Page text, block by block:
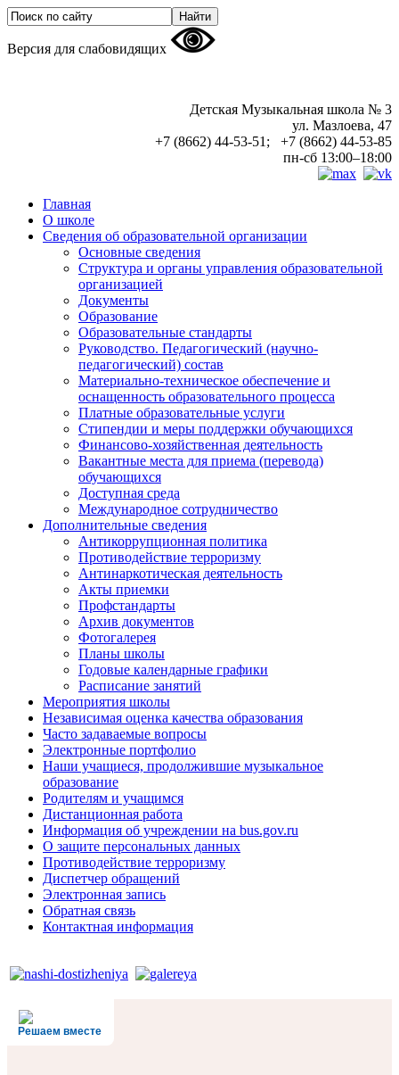
Версия для слабовидящих
Детская Музыкальная школа № 3
ул. Мазлоева, 47
+7 (8662) 44-53-51; +7 (8662) 44-53-85
пн-сб 13:00–18:00
Главная
О школе
Сведения об образовательной организации
Основные сведения
Структура и органы управления образовательной
организацией
Документы
Образование
Образовательные стандарты
Руководство. Педагогический (научно-
педагогический) состав
Материально-техническое обеспечение и
оснащенность образовательного процесса
Платные образовательные услуги
Стипендии и меры поддержки обучающихся
Финансово-хозяйственная деятельность
Вакантные места для приема (перевода)
обучающихся
Доступная среда
Международное сотрудничество
Дополнительные сведения
Антикоррупционная политика
Противодействие терроризму
Антинаркотическая деятельность
Акты приемки
Профстандарты
Архив документов
Фотогалерея
Планы школы
Годовые календарные графики
Расписание занятий
Мероприятия школы
Независимая оценка качества образования
Часто задаваемые вопросы
Электронные портфолио
Наши учащиеся, продолжившие музыкальное
образование
Родителям и учащимся
Дистанционная работа
Информация об учреждении на bus.gov.ru
О защите персональных данных
Противодействие терроризму
Диспетчер обращений
Электронная запись
Обратная связь
Контактная информация
Решаем вместе